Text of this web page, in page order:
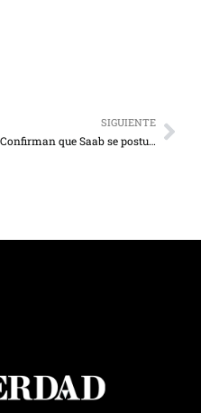
SIGUIENTE
Confirman que Saab se postuló para su reelección como fiscal general